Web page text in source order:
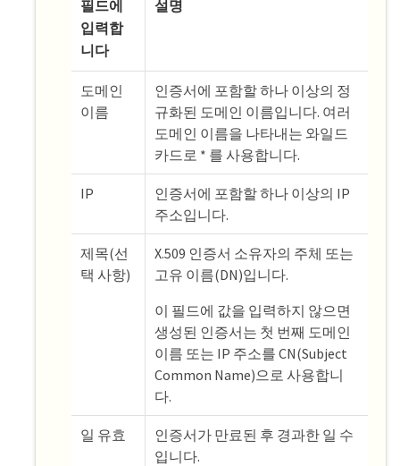
필드에
입력합
니다
설명
도메인
이름
인증서에 포함할 하나 이상의 정
규화된 도메인 이름입니다. 여러
도메인 이름을 나타내는 와일드
카드로 * 를 사용합니다.
IP
인증서에 포함할 하나 이상의 IP
주소입니다.
제목(선
택 사항)
X.509 인증서 소유자의 주체 또는
고유 이름(DN)입니다.
이 필드에 값을 입력하지 않으면
생성된 인증서는 첫 번째 도메인
이름 또는 IP 주소를 CN(Subject
Common Name)으로 사용합니
다.
일 유효
인증서가 만료된 후 경과한 일 수
입니다.